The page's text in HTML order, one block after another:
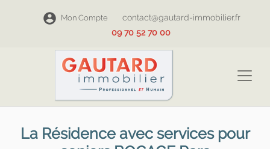
Mon Compte
contact@gautard-immobilier.fr
09 70 52 70 00
La Résidence avec services pour